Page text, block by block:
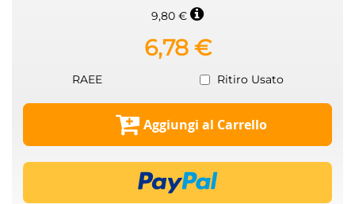
9,80 €
6,78 €
RAEE Ritiro Usato
Aggiungi al Carrello